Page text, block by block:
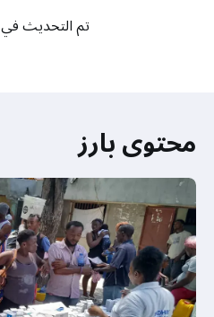
تم التحديث في 29 نيسان/أبريل 2026
محتوى بارز